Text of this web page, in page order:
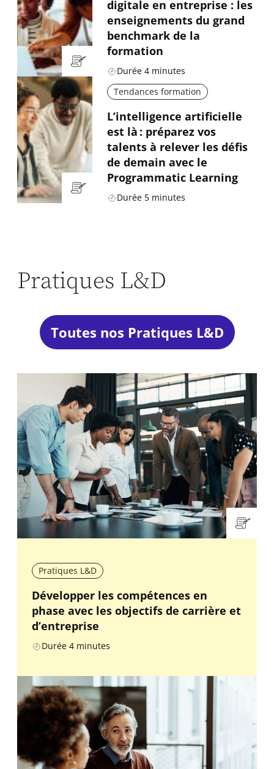
digitale en entreprise : les
enseignements du grand
benchmark de la
formation
Durée 4 minutes
Tendances formation
L’intelligence artificielle
est là : préparez vos
talents à relever les défis
de demain avec le
Programmatic Learning
Durée 5 minutes
Pratiques L&D
Toutes nos Pratiques L&D
Pratiques L&D
Développer les compétences en
phase avec les objectifs de carrière et
d’entreprise
Durée 4 minutes